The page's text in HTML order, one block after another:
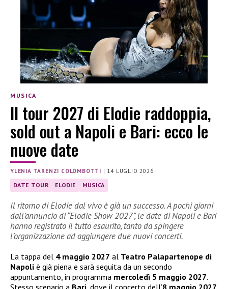
MUSICA
Il tour 2027 di Elodie raddoppia,
sold out a Napoli e Bari: ecco le
nuove date
YLENIA TARENZI COLOMBOTTI | 14 LUGLIO 2026
DATE TOUR ELODIE MUSICA
Il ritorno di Elodie dal vivo è già un successo. A pochi giorni
dall’annuncio di “Elodie Show 2027”, le date di Napoli e Bari
hanno registrato il tutto esaurito, tanto da spingere
l’organizzazione ad aggiungere due nuovi concerti.
La tappa del 4 maggio 2027 al Teatro Palapartenope di
Napoli è già piena e sarà seguita da un secondo
appuntamento, in programma mercoledì 5 maggio 2027.
Stesso scenario a Bari , dove il concerto dell’8 maggio 2027